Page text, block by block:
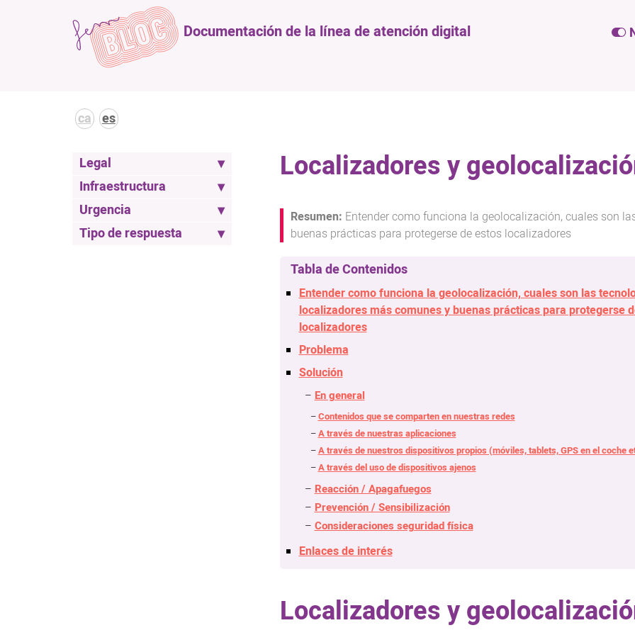
Documentación de la línea de atención digital
ca es
Legal
Infraestructura
Urgencia
Tipo de respuesta
Localizadores y
Entender como funciona la geolocalización, cuales son
buenas prácticas para protegerse de estos localizadores
Entender como funciona la geolocalización, cuales son las
localizadores más comunes y buenas prácticas para protegerse
localizadores
Problema
Solución
En general
Contenidos que se comparten en nuestras redes
A través de nuestras aplicaciones
A través de nuestros dispositivos propios (móviles, tablets, GPS en el coche
A través del uso de dispositivos ajenos
Reacción / Apagafuegos
Prevención / Sensibilización
Consideraciones seguridad física
Enlaces de interés
Localizadores y